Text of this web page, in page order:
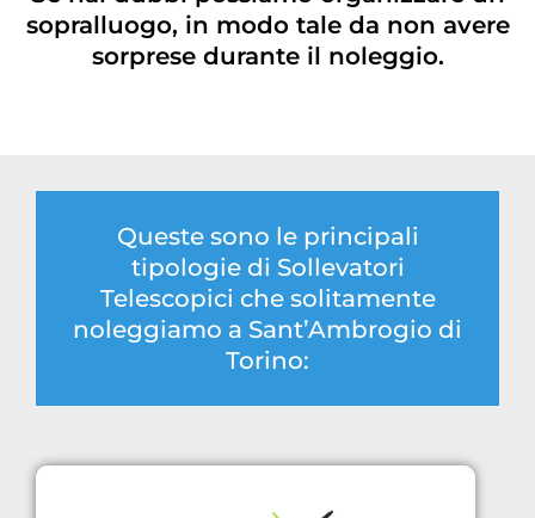
sopralluogo, in modo tale da non avere
sorprese durante il noleggio.
Queste sono le principali
tipologie di Sollevatori
Telescopici che solitamente
noleggiamo a Sant’Ambrogio di
Torino: